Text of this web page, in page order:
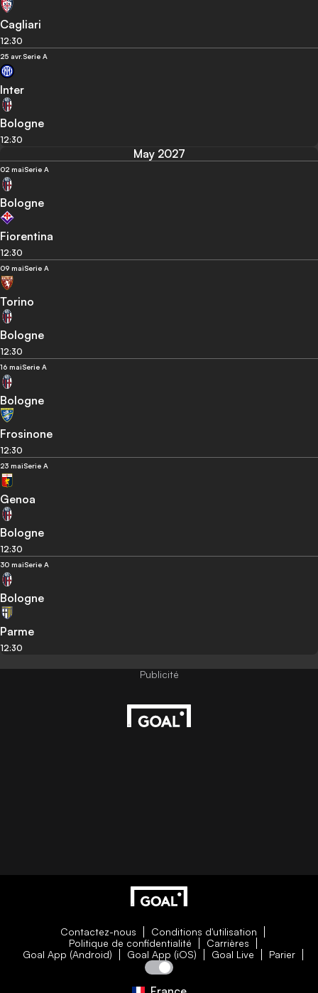
Cagliari
12:30
25 avr. Serie A
Inter
Bologne
12:30
May 2027
02 maiSerie A
Bologne
Fiorentina
12:30
09 maiSerie A
Torino
Bologne
12:30
16 maiSerie A
Bologne
Frosinone
12:30
23 maiSerie A
Genoa
Bologne
12:30
30 maiSerie A
Bologne
Parme
12:30
Contactez-nous
Conditions d'utilisation
Politique de confidentialité
Carrières
Goal App (Android)
Goal App (iOS) Goal Live Parier